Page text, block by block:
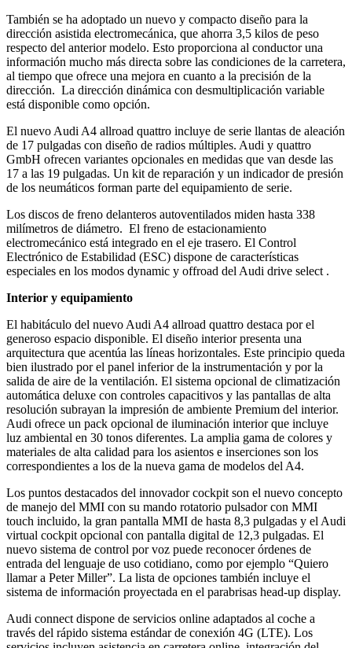
También se ha adoptado un nuevo y compacto diseño para la
dirección asistida electromecánica, que ahorra 3,5 kilos de peso
respecto del anterior modelo. Esto proporciona al conductor una
información mucho más directa sobre las condiciones de la carretera,
al tiempo que ofrece una mejora en cuanto a la precisión de la
dirección. La dirección dinámica con desmultiplicación variable
está disponible como opción.
El nuevo Audi A4 allroad quattro incluye de serie llantas de aleación
de 17 pulgadas con diseño de radios múltiples. Audi y quattro
GmbH ofrecen variantes opcionales en medidas que van desde las
17 a las 19 pulgadas. Un kit de reparación y un indicador de presión
de los neumáticos forman parte del equipamiento de serie.
Los discos de freno delanteros autoventilados miden hasta 338
milímetros de diámetro. El freno de estacionamiento
electromecánico está integrado en el eje trasero. El Control
Electrónico de Estabilidad (ESC) dispone de características
especiales en los modos dynamic y offroad del Audi drive select .
Interior y equipamiento
El habitáculo del nuevo Audi A4 allroad quattro destaca por el
generoso espacio disponible. El diseño interior presenta una
arquitectura que acentúa las líneas horizontales. Este principio queda
bien ilustrado por el panel inferior de la instrumentación y por la
salida de aire de la ventilación. El sistema opcional de climatización
automática deluxe con controles capacitivos y las pantallas de alta
resolución subrayan la impresión de ambiente Premium del interior.
Audi ofrece un pack opcional de iluminación interior que incluye
luz ambiental en 30 tonos diferentes. La amplia gama de colores y
materiales de alta calidad para los asientos e inserciones son los
correspondientes a los de la nueva gama de modelos del A4.
Los puntos destacados del innovador cockpit son el nuevo concepto
de manejo del MMI con su mando rotatorio pulsador con MMI
touch incluido, la gran pantalla MMI de hasta 8,3 pulgadas y el Audi
virtual cockpit opcional con pantalla digital de 12,3 pulgadas. El
nuevo sistema de control por voz puede reconocer órdenes de
entrada del lenguaje de uso cotidiano, como por ejemplo “Quiero
llamar a Peter Miller”. La lista de opciones también incluye el
sistema de información proyectada en el parabrisas head-up display.
Audi connect dispone de servicios online adaptados al coche a
través del rápido sistema estándar de conexión 4G (LTE). Los